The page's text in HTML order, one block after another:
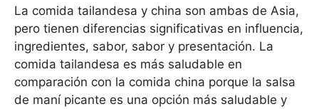
La comida tailandesa y china son ambas de Asia,
pero tienen diferencias significativas en influencia,
ingredientes, sabor, sabor y presentación. La
comida tailandesa es más saludable en
comparación con la comida china porque la salsa
de maní picante es una opción más saludable y